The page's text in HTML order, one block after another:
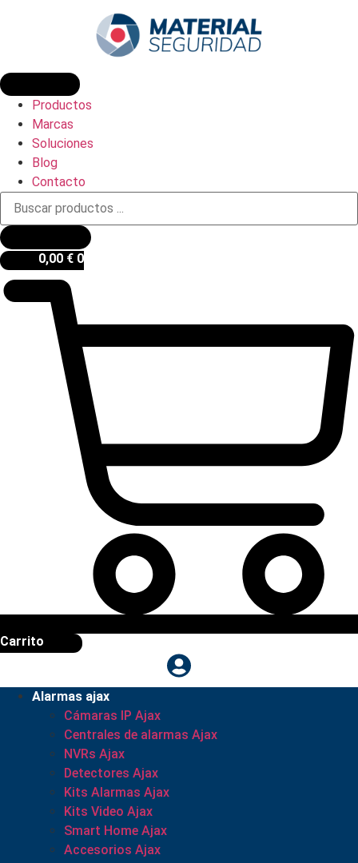
Productos
Marcas
Soluciones
Blog
Contacto
Búsqueda
productos
0,00 € 0
Carrito
Alarmas ajax
Cámaras IP Ajax
Centrales de alarmas Ajax
NVRs Ajax
Detectores Ajax
Kits Alarmas Ajax
Kits Video Ajax
Smart Home Ajax
Accesorios Ajax